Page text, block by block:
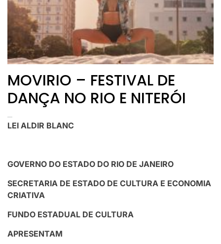
MOVIRIO – FESTIVAL DE
DANÇA NO RIO E NITERÓI
LEI ALDIR BLANC
GOVERNO DO ESTADO DO RIO DE JANEIRO
SECRETARIA DE ESTADO DE CULTURA E ECONOMIA
CRIATIVA
FUNDO ESTADUAL DE CULTURA
APRESENTAM